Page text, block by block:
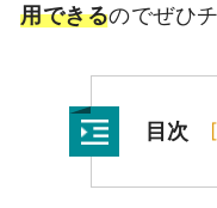
用できるのでぜひ
目次 [